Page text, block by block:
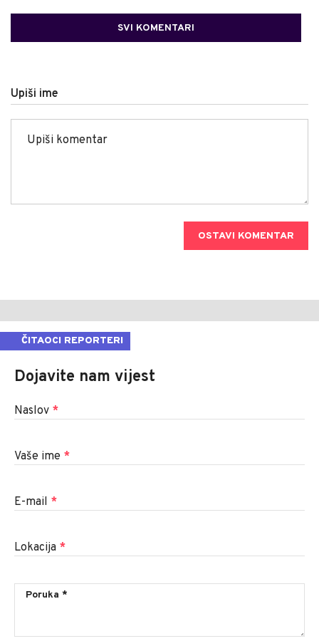
SVI KOMENTARI
Upiši ime
OSTAVI KOMENTAR
ČITAOCI REPORTERI
Dojavite nam vijest
Naslov *
Vaše ime *
E-mail *
Lokacija *